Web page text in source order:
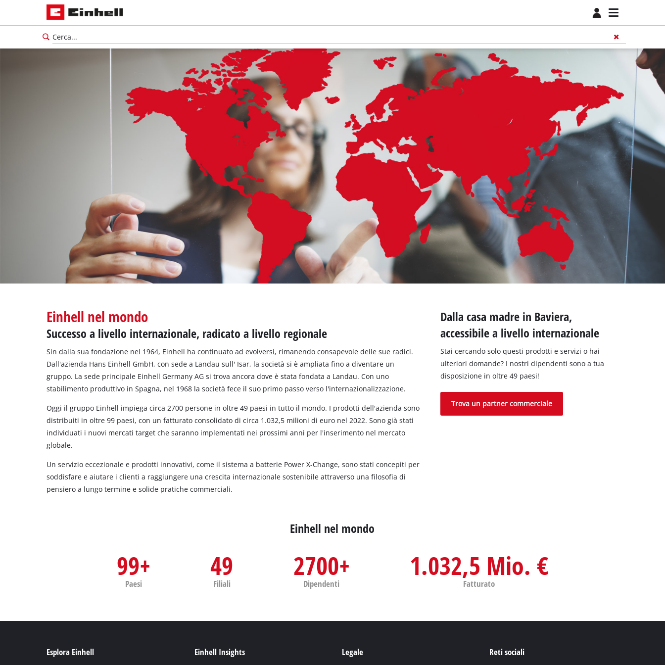
Einhell nel mondo
Successo a livello internazionale, radicato a livello regionale
Sin dalla sua fondazione nel 1964, Einhell ha continuato ad evolversi, rimanendo consapevole delle sue radici.
Dall'azienda Hans Einhell GmbH, con sede a Landau sull' Isar, la società si è ampliata fino a diventare un
gruppo. La sede principale Einhell Germany AG si trova ancora dove è stata fondata a Landau. Con uno
stabilimento produttivo in Spagna, nel 1968 la società fece il suo primo passo verso l'internazionalizzazione.
Oggi il gruppo Einhell impiega circa 2700 persone in oltre 49 paesi in tutto il mondo. I prodotti dell'azienda sono
distribuiti in oltre 99 paesi, con un fatturato consolidato di circa 1.032,5 milioni di euro nel 2022. Sono già stati
individuati i nuovi mercati target che saranno implementati nei prossimi anni per l'inserimento nel mercato
globale.
Un servizio eccezionale e prodotti innovativi, come il sistema a batterie Power X-Change, sono stati concepiti per
soddisfare e aiutare i clienti a raggiungere una crescita internazionale sostenibile attraverso una filosofia di
pensiero a lungo termine e solide pratiche commerciali.
Dalla casa madre in Baviera,
accessibile a livello internazionale
Stai cercando solo questi prodotti e servizi o hai
ulteriori domande? I nostri dipendenti sono a tua
disposizione in oltre 49 paesi!
Trova un partner commerciale
Einhell nel mondo
99+
Paesi
49
Filiali
2700+
Dipendenti
1.032,5 Mio. €
Fatturato
Esplora Einhell Einhell Insights Legale Reti sociali